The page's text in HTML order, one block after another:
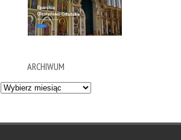
ARCHIWUM
Archiwum